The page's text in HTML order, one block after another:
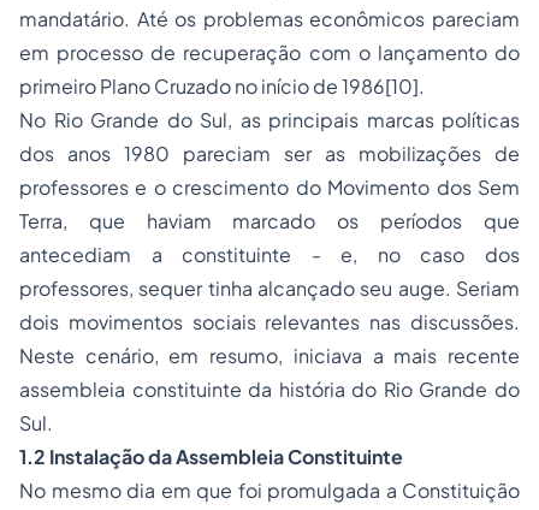
mandatário. Até os problemas econômicos pareciam
em processo de recuperação com o lançamento do
primeiro Plano Cruzado no início de 1986[10].
No Rio Grande do Sul, as principais marcas políticas
dos anos 1980 pareciam ser as mobilizações de
professores e o crescimento do Movimento dos Sem
Terra, que haviam marcado os períodos que
antecediam a constituinte - e, no caso dos
professores, sequer tinha alcançado seu auge. Seriam
dois movimentos sociais relevantes nas discussões.
Neste cenário, em resumo, iniciava a mais recente
assembleia constituinte da história do Rio Grande do
Sul.
1.2 Instalação da Assembleia Constituinte
No mesmo dia em que foi promulgada a Constituição